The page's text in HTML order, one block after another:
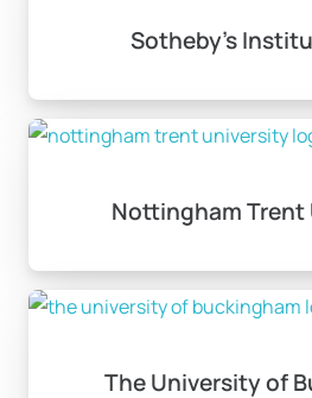
Sotheby’s
Nottingham Trent
The University of